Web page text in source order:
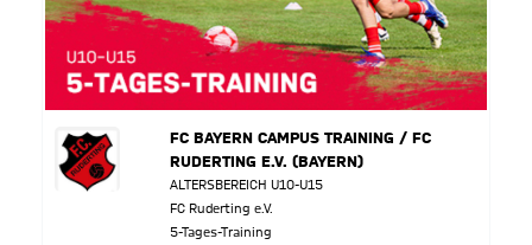
FC BAYERN CAMPUS TRAINING / FC
RUDERTING E.V. (BAYERN)
ALTERSBEREICH U10-U15
FC Ruderting e.V.
5-Tages-Training